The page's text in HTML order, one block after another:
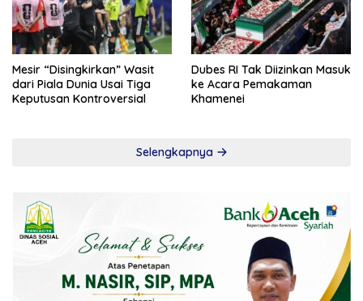
Mesir “Disingkirkan” Wasit
dari Piala Dunia Usai Tiga
Keputusan Kontroversial
Dubes RI Tak Diizinkan Masuk
ke Acara Pemakaman
Khamenei
Selengkapnya